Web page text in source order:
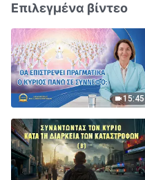
Επιλεγμένα βίντεο
15:45